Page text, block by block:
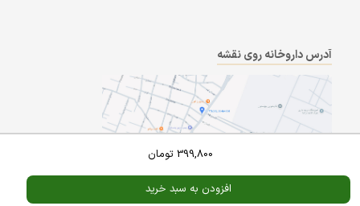
399,800 تومان
افزودن به سبد خرید
آدرس داروخانه روی نقشه